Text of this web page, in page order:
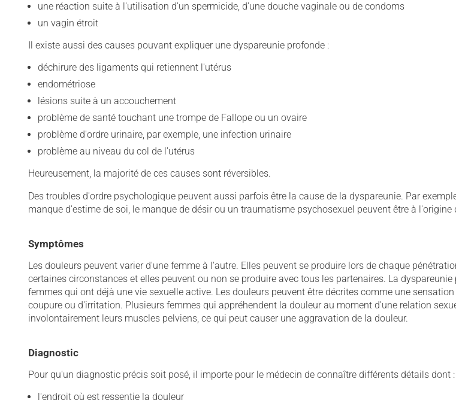
une réaction suite à l'utilisation d'un spermicide, d'une douche vaginale ou de condoms
un vagin étroit
Il existe aussi des causes pouvant expliquer une dyspareunie profonde :
déchirure des ligaments qui retiennent l'utérus
endométriose
lésions suite à un accouchement
problème de santé touchant une trompe de Fallope ou un ovaire
problème d'ordre urinaire, par exemple, une infection urinaire
problème au niveau du col de l'utérus
Heureusement, la majorité de ces causes sont réversibles.
Des troubles d'ordre psychologique peuvent aussi parfois être la cause de la dyspareunie. Par
manque d'estime de soi, le manque de désir ou un traumatisme psychosexuel peuvent être à l'origine
Symptômes
Les douleurs peuvent varier d'une femme à l'autre. Elles peuvent se produire lors de chaque
certaines circonstances et elles peuvent ou non se produire avec tous les partenaires. La
femmes qui ont déjà une vie sexuelle active. Les douleurs peuvent être décrites comme une
coupure ou d'irritation. Plusieurs femmes qui appréhendent la douleur au moment d'une relation
involontairement leurs muscles pelviens, ce qui peut causer une aggravation de la douleur.
Diagnostic
Pour qu'un diagnostic précis soit posé, il importe pour le médecin de connaître différents détails dont :
l'endroit où est ressentie la douleur